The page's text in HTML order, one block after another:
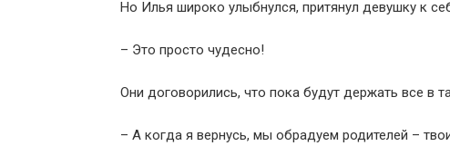
Но Илья широко улыбнулся, притянул девушку к
– Это просто чудесно!
Они договорились, что пока будут держать все в
– А когда я вернусь, мы обрадуем родителей –